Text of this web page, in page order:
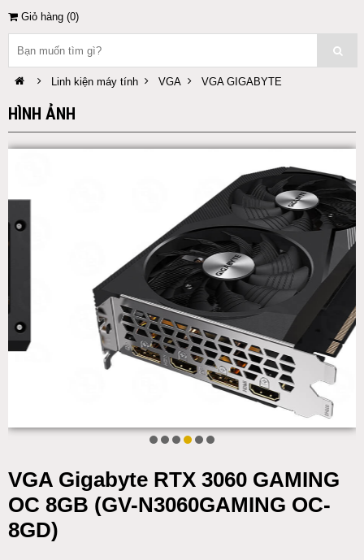
Giỏ hàng (0)
Linh kiện máy tính VGA VGA GIGABYTE
HÌNH ẢNH
VGA Gigabyte RTX 3060 GAMING
OC 8GB (GV-N3060GAMING OC-
8GD)